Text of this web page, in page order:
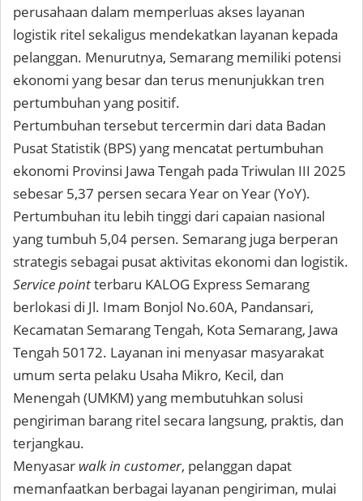
perusahaan dalam memperluas akses layanan
logistik ritel sekaligus mendekatkan layanan kepada
pelanggan. Menurutnya, Semarang memiliki potensi
ekonomi yang besar dan terus menunjukkan tren
pertumbuhan yang positif.
Pertumbuhan tersebut tercermin dari data Badan
Pusat Statistik (BPS) yang mencatat pertumbuhan
ekonomi Provinsi Jawa Tengah pada Triwulan III 2025
sebesar 5,37 persen secara Year on Year (YoY).
Pertumbuhan itu lebih tinggi dari capaian nasional
yang tumbuh 5,04 persen. Semarang juga berperan
strategis sebagai pusat aktivitas ekonomi dan logistik.
Service pointterbaru KALOG Express Semarang
berlokasi di Jl. Imam Bonjol No.60A, Pandansari,
Kecamatan Semarang Tengah, Kota Semarang, Jawa
Tengah 50172. Layanan ini menyasar masyarakat
umum serta pelaku Usaha Mikro, Kecil, dan
Menengah (UMKM) yang membutuhkan solusi
pengiriman barang ritel secara langsung, praktis, dan
terjangkau.
Menyasar walk in customer, pelanggan dapat
memanfaatkan berbagai layanan pengiriman, mulai